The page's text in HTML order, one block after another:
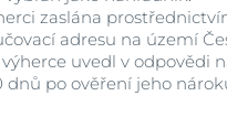
zaslána
adresu na území
uvedl v odpovědi
dnů po ověření jeho